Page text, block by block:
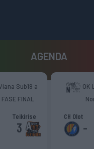
AGENDA
Sub19 a
FINAL
Teikirise
3
OK
CH Olot
-